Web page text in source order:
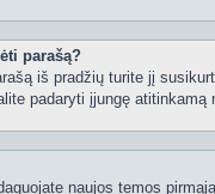
parašą?
iš pradžių turite jį
padaryti įjungę
naujos temos